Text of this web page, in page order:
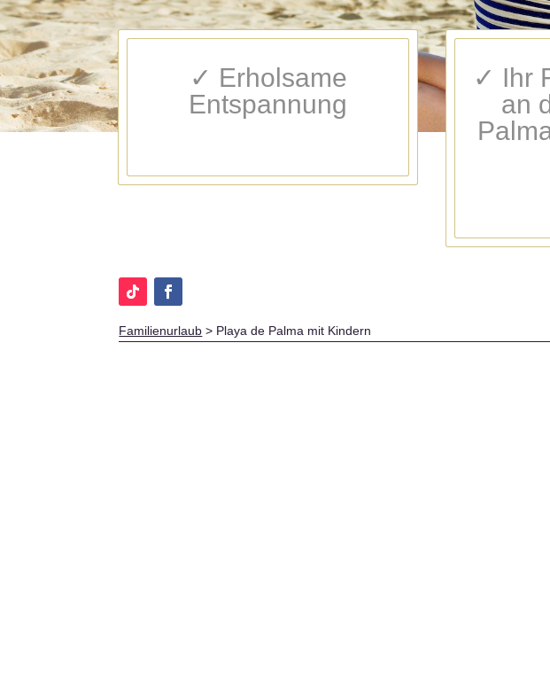
✓ Erholsame
Entspannung
✓ Ihr
an
Familienurlaub > Playa de Palma mit Kindern